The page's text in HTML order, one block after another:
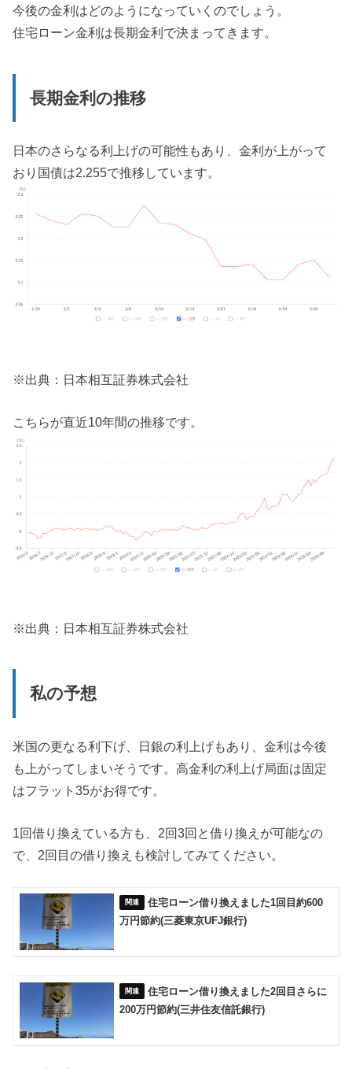
今後の金利はどのようになっていくのでしょう。
住宅ローン金利は長期金利で決まってきます。
長期金利の推移
日本のさらなる利上げの可能性もあり、金利が上がって
おり国債は2.255で推移しています。
※出典：日本相互証券株式会社
こちらが直近10年間の推移です。
※出典：日本相互証券株式会社
私の予想
米国の更なる利下げ、日銀の利上げもあり、金利は今後
も上がってしまいそうです。高金利の利上げ局面は固定
はフラット35がお得です。
1回借り換えている方も、2回3回と借り換えが可能なの
で、2回目の借り換えも検討してみてください。
住宅ローン借り換えました1回目約600
万円節約(三菱東京UFJ銀行)
住宅ローン借り換えました2回目さらに
200万円節約(三井住友信託銀行)